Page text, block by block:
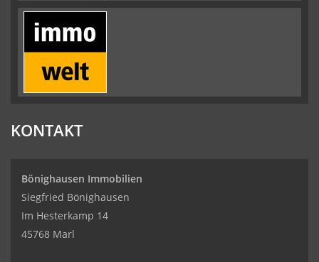
KONTAKT
Bönighausen Immobilien
Siegfried Bönighausen
Im Hesterkamp 14
45768 Marl